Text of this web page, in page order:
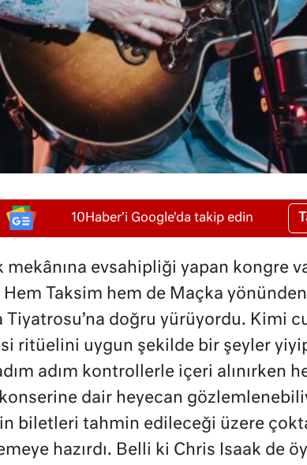
10Haber'i Google'da takip edin
mekânına evsahipliği yapan kongre
Taksim hem de Maçka
Tiyatrosu’na doğru yürüyordu. Kimi
ritüelini uygun şekilde bir şeyler
adım kontrollerle içeri alınırken
dair heyecan
biletleri tahmin edileceği üzere
hazırdı. Belli ki Chris Isaak de